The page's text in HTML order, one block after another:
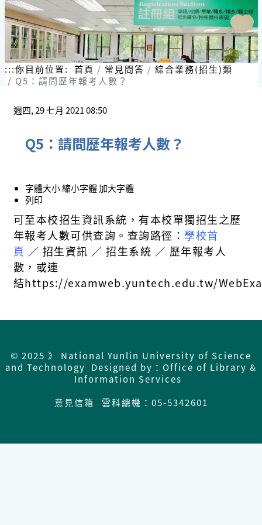
:::你目前位置: 首頁 常見問答
綜合業務(招生)類
Q5：請問歷年報考人數？
週四, 29 七月 2021 08:50
Q5：請問歷年報考人數？
字體大小縮小字體加大字體
列印
可至本校招生資訊系統，有本校單獨招生之歷
年報考人數可供查詢。查詢路徑： 學校首
頁 ∕ 招生資訊 ∕ 招生系統 ∕ 歷年報考人
數，或連
結https://examweb.yuntech.edu.tw/
© 2025 》 National Yunlin University of Science
and Technology Designed by：Office of Library &
Information Services
意見信箱
雲科總機：05-5342601